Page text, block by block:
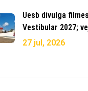
Uesb divulga
Vestibular 2027;
27 jul, 2026